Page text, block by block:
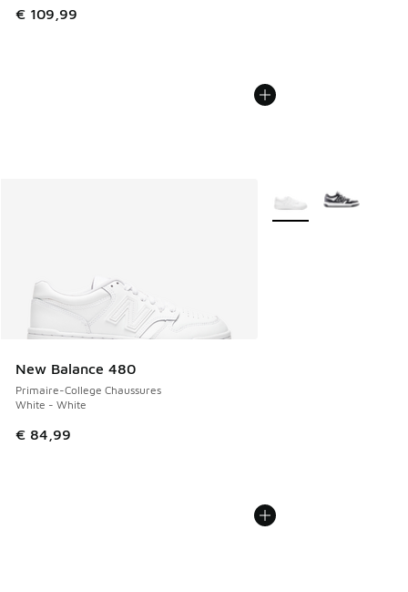
€ 109,99
New Balance 480
Primaire-College Chaussures
White - White
€ 84,99
Plus de couleurs